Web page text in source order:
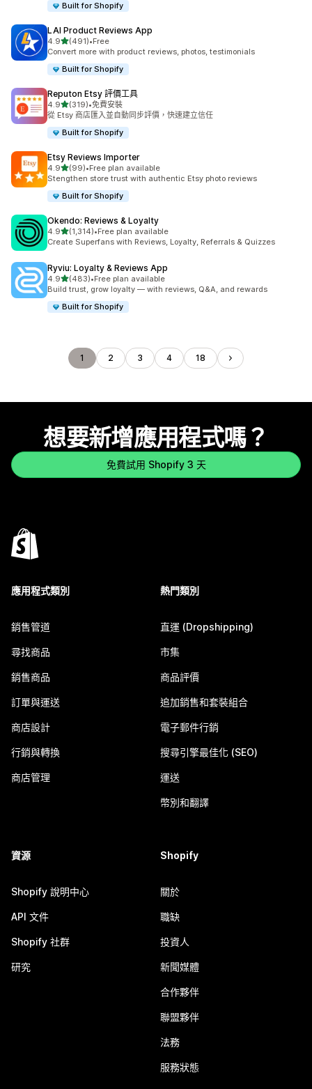
Built for Shopify
LAI Product Reviews App
4.9滿分 5 顆星
(491)
共有 491 則評價
•Free
Convert more with product reviews, photos, testimonials
Built for Shopify
Reputon Etsy 評價工具
4.9滿分 5 顆星
(319)
共有 319 則評價
•免費安裝
從 Etsy 商店匯入並自動同步評價，快速建立信任
Built for Shopify
Etsy Reviews Importer
4.9滿分 5 顆星
(99)
共有 99 則評價
•Free plan available
Stengthen store trust with authentic Etsy photo reviews
Built for Shopify
Okendo: Reviews & Loyalty
4.9滿分 5 顆星
(1,314)
共有 1314 則評價
•Free plan available
Create Superfans with Reviews, Loyalty, Referrals & Quizzes
Ryviu: Loyalty & Reviews App
4.9滿分 5 顆星
(483)
共有 483 則評價
•Free plan available
Build trust, grow loyalty — with reviews, Q&A, and rewards
Built for Shopify
1 2 3 4 18
想要新增應用程式嗎？
免費試用 Shopify 3 天
應用程式類別
銷售管道
尋找商品
銷售商品
訂單與運送
商店設計
行銷與轉換
商店管理
熱門類別
直運 (Dropshipping)
市集
商品評價
追加銷售和套裝組合
電子郵件行銷
搜尋引擎最佳化 (SEO)
運送
幣別和翻譯
資源
Shopify 說明中心
API 文件
Shopify 社群
研究
Shopify
關於
職缺
投資人
新聞媒體
合作夥伴
聯盟夥伴
法務
服務狀態